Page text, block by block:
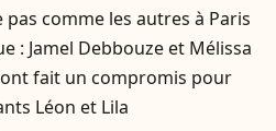
pas comme les autres à Paris
: Jamel Debbouze et Mélissa
fait un compromis pour
Léon et Lila